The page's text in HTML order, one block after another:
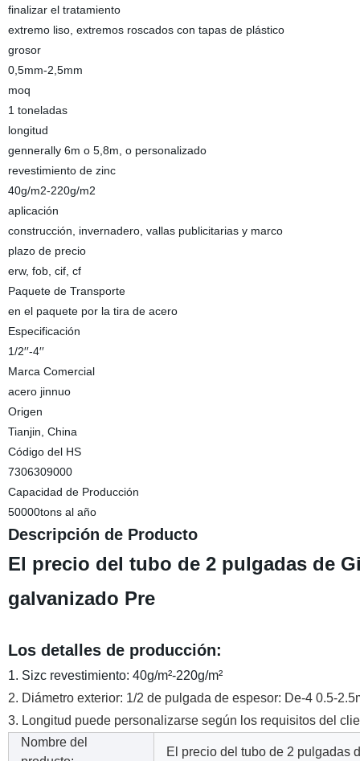
finalizar el tratamiento
extremo liso, extremos roscados con tapas de plástico
grosor
0,5mm-2,5mm
moq
1 toneladas
longitud
gennerally 6m o 5,8m, o personalizado
revestimiento de zinc
40g/m2-220g/m2
aplicación
construcción, invernadero, vallas publicitarias y marco
plazo de precio
erw, fob, cif, cf
Paquete de Transporte
en el paquete por la tira de acero
Especificación
1/2′′-4′′
Marca Comercial
acero jinnuo
Origen
Tianjin, China
Código del HS
7306309000
Capacidad de Producción
50000tons al año
Descripción de Producto
El precio del tubo de 2 pulgadas de
galvanizado Pre
Los detalles de producción:
1. Sizc revestimiento: 40g/m²-220g/m²
2. Diámetro exterior: 1/2 de pulgada de espesor: De-4 0.5-
3. Longitud puede personalizarse según los requisitos del
Nombre del
El precio del tubo de 2 pulgadas